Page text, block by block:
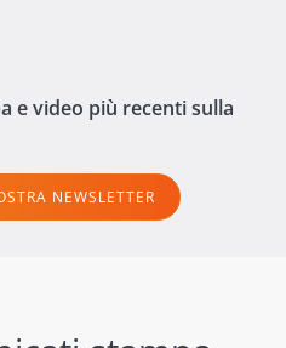
e video più recenti sulla
NEWSLETTER